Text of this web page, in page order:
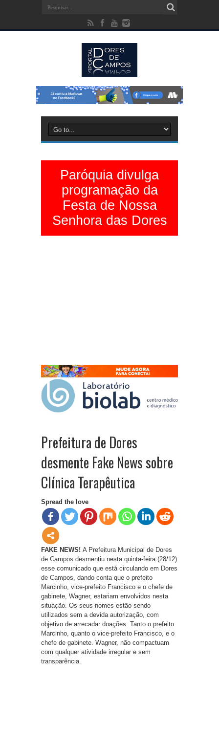
Paróquia divulga
programação da
Festa de Nossa
Senhora das Dores
Prefeitura de Dores
desmente Fake News sobre
Clínica Terapêutica
Spread the love
FAKE NEWS! A Prefeitura Municipal de Dores
de Campos desmentiu nesta quinta-feira (28/12)
esse comunicado que está circulando em Dores
de Campos, dando conta que o prefeito
Marcinho, vice-prefeito Francisco e o chefe de
gabinete, Wagner, estariam envolvidos nesta
situação. Os seus nomes estão sendo
utilizados sem a devida autorização, com
objetivo de arrecadar doações. Tanto o prefeito
Marcinho, quanto o vice-prefeito Francisco, e o
chefe de gabinete. Wagner, não compactuam
com qualquer atividade irregular e sem
transparência.